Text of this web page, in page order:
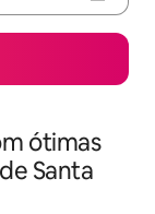
ótimas
Santa